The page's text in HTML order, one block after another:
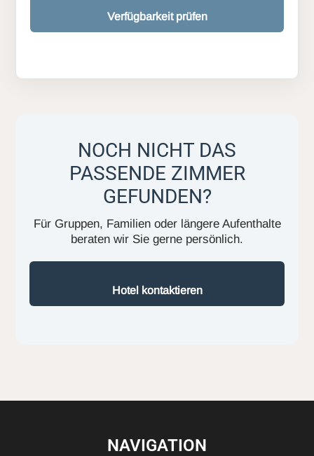
Verfügbarkeit prüfen
NOCH NICHT DAS
PASSENDE ZIMMER
GEFUNDEN?
Für Gruppen, Familien oder längere Aufenthalte
beraten wir Sie gerne persönlich.
Hotel kontaktieren
NAVIGATION